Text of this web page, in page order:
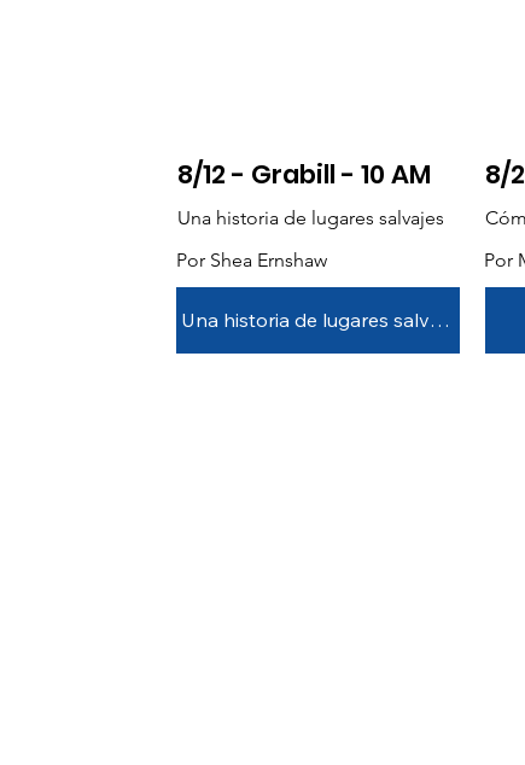
8/12 - Grabill - 10 AM
Una historia de lugares salvajes
Por Shea Ernshaw
Una historia de lugares salvajes
8/
Por